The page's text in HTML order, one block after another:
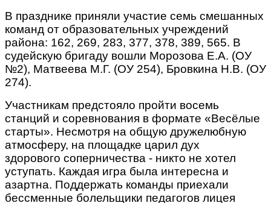
В празднике приняли участие семь смешанных
команд от образовательных учреждений
района: 162, 269, 283, 377, 378, 389, 565. В
судейскую бригаду вошли Морозова Е.А. (ОУ
№2), Матвеева М.Г. (ОУ 254), Бровкина Н.В. (ОУ
274).
Участникам предстояло пройти восемь
станций и соревнования в формате «Весёлые
старты». Несмотря на общую дружелюбную
атмосферу, на площадке царил дух
здорового соперничества - никто не хотел
уступать. Каждая игра была интересна и
азартна. Поддержать команды приехали
бессменные болельщики педагогов лицея